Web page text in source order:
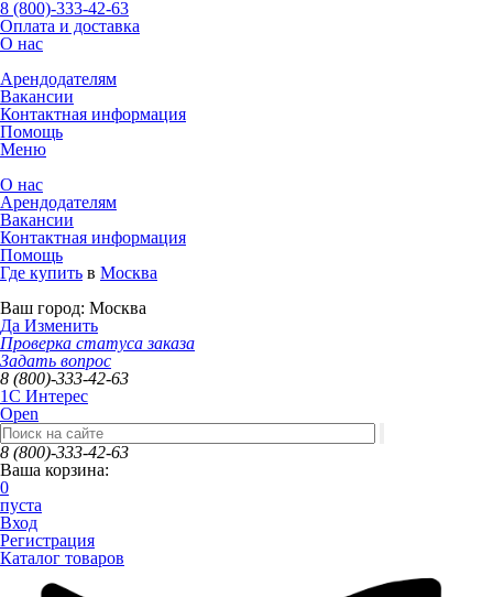
8 (800)-333-42-63
Оплата и доставка
О нас
Арендодателям
Вакансии
Контактная информация
Помощь
Меню
О нас
Арендодателям
Вакансии
Контактная информация
Помощь
Где купить в Москва
Ваш город: Москва
Да Изменить
Проверка статуса заказа
Задать вопрос
8 (800)-333-42-63
1C Интерес
Open
8 (800)-333-42-63
Ваша корзина:
0
пуста
Вход
Регистрация
Каталог товаров